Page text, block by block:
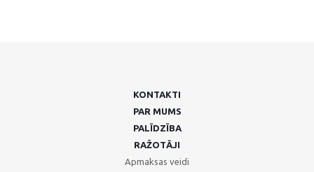
KONTAKTI
PAR MUMS
PALĪDZĪBA
RAŽOTĀJI
Apmaksas veidi